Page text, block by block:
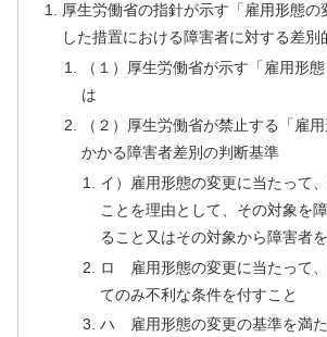
厚生労働省の指針が示す「雇用形態の
した措置における障害者に対する差別
（１）厚生労働省が示す「雇用形
は
（２）厚生労働省が禁止する「雇
かかる障害者差別の判断基準
イ）雇用形態の変更に当たって
ことを理由として、その対象を
ること又はその対象から障害者
ロ 雇用形態の変更に当たって
てのみ不利な条件を付すこと
ハ 雇用形態の変更の基準を満